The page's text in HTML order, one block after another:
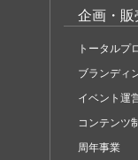
企画・販
トータルプ
ブランディ
イベント運
コンテンツ
周年事業